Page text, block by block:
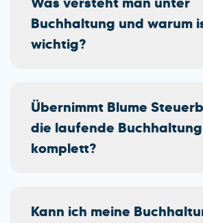
Buchhaltung und warum
wichtig?
Übernimmt Blume
die laufende Buchhaltung
komplett?
Kann ich meine